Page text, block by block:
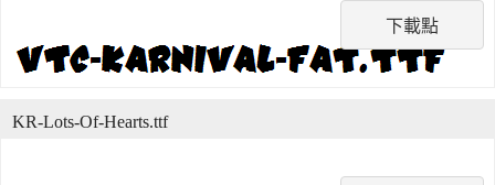
下載點
KR-Lots-Of-Hearts.ttf